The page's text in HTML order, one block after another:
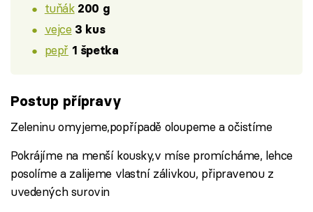
tuňák 200 g
vejce 3 kus
pepř 1 špetka
Postup přípravy
Zeleninu omyjeme,popřípadě oloupeme a očistíme
Pokrájíme na menší kousky,v míse promícháme, lehce
posolíme a zalijeme vlastní zálivkou, připravenou z
uvedených surovin